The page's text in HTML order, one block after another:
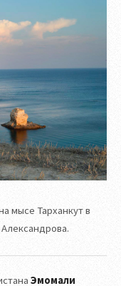
мысе Тарханкут в
Эмомали